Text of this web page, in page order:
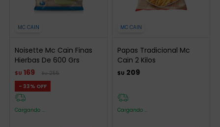
MC CAIN
Noisette Mc Cain Finas
Hierbas De 600 Grs
$U 169 $U 255
33
Cargando ...
MC CAIN
Papas Tradicional Mc
Cain 2 Kilos
$U 209
Cargando ...